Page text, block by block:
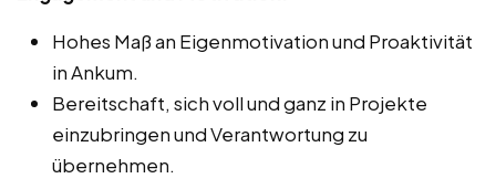
Hohes Maß an Eigenmotivation und Proaktivität
in Ankum.
Bereitschaft, sich voll und ganz in Projekte
einzubringen und Verantwortung zu
übernehmen.